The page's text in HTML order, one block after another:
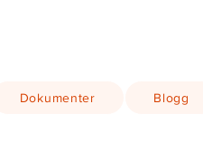
Dokumenter Blogg